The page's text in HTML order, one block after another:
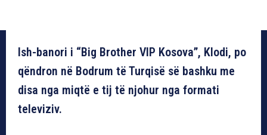
Ish-banori i “Big Brother VIP Kosova”, Klodi, po
qëndron në Bodrum të Turqisë së bashku me
disa nga miqtë e tij të njohur nga formati
televiziv.